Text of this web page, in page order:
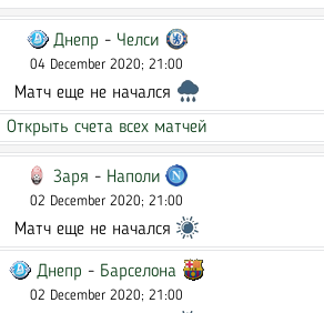
Днепр - Челси
04 December 2020; 21:00
Матч еще не начался
Открыть счета всех матчей
Заря - Наполи
02 December 2020; 21:00
Матч еще не начался
Днепр - Барселона
02 December 2020; 21:00